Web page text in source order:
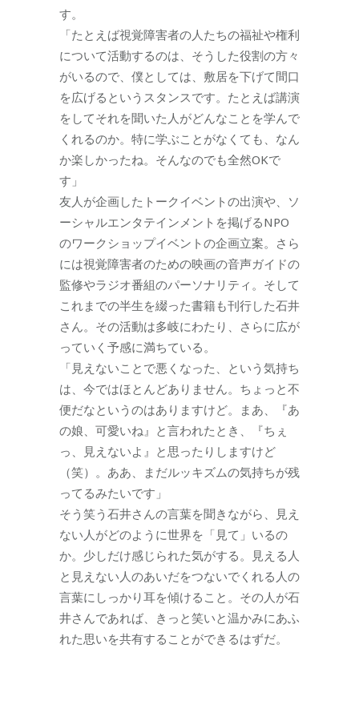
す。
「たとえば視覚障害者の人たちの福祉や権利
について活動するのは、そうした役割の方々
がいるので、僕としては、敷居を下げて間口
を広げるというスタンスです。たとえば講演
をしてそれを聞いた人がどんなことを学んで
くれるのか。特に学ぶことがなくても、なん
か楽しかったね。そんなのでも全然OKで
す」
友人が企画したトークイベントの出演や、ソ
ーシャルエンタテインメントを掲げるNPO
のワークショップイベントの企画立案。さら
には視覚障害者のための映画の音声ガイドの
監修やラジオ番組のパーソナリティ。そして
これまでの半生を綴った書籍も刊行した石井
さん。その活動は多岐にわたり、さらに広が
っていく予感に満ちている。
「見えないことで悪くなった、という気持ち
は、今ではほとんどありません。ちょっと不
便だなというのはありますけど。まあ、『あ
の娘、可愛いね』と言われたとき、『ちぇ
っ、見えないよ』と思ったりしますけど
（笑）。ああ、まだルッキズムの気持ちが残
ってるみたいです」
そう笑う石井さんの言葉を聞きながら、見え
ない人がどのように世界を「見て」いるの
か。少しだけ感じられた気がする。見える人
と見えない人のあいだをつないでくれる人の
言葉にしっかり耳を傾けること。その人が石
井さんであれば、きっと笑いと温かみにあふ
れた思いを共有することができるはずだ。